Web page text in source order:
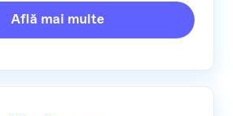
Află mai multe